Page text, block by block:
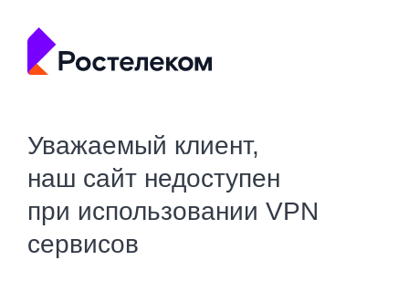
Уважаемый клиент,
наш сайт недоступен
при использовании VPN
сервисов